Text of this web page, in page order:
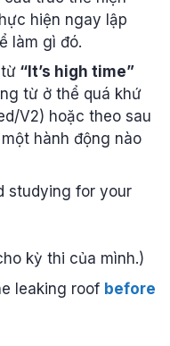
hiện ngay lập
làm gì đó.
“It’s high time”
từ ở thể quá khứ
V2) hoặc theo sau
hành động nào
studying for your
kỳ thi của mình.)
leaking roof before